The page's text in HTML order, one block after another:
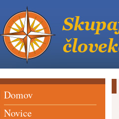
Domov
Novice